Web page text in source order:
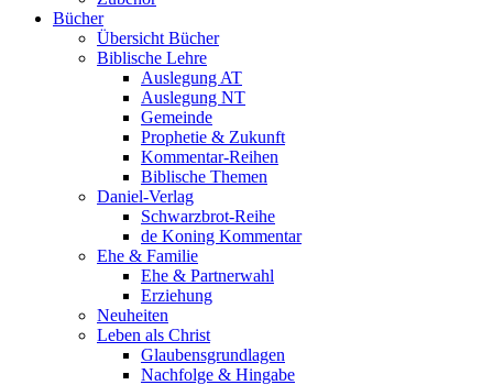
Bücher
Übersicht Bücher
Biblische Lehre
Auslegung AT
Auslegung NT
Gemeinde
Prophetie & Zukunft
Kommentar-Reihen
Biblische Themen
Daniel-Verlag
Schwarzbrot-Reihe
de Koning Kommentar
Ehe & Familie
Ehe & Partnerwahl
Erziehung
Neuheiten
Leben als Christ
Glaubensgrundlagen
Nachfolge & Hingabe